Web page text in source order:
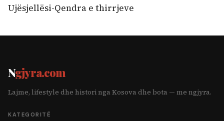
Ujësjellësi-Qendra e thirrjeve
Ngjyra.com
Lajme, lifestyle dhe histori nga Kosova dhe bota — me ngjyra.
KATEGORITË